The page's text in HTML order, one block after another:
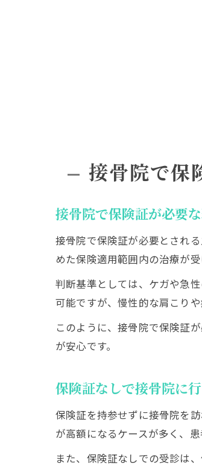
接骨院で保
接骨院で保険証が必要
接骨院で保険証が必要とされ
めた保険適用範囲内の治療が
判断基準としては、ケガや急
可能ですが、慢性的な肩こり
このように、接骨院で保険証
が安心です。
保険証なしで接骨院に
保険証を持参せずに接骨院を
が高額になるケースが多く、
また、保険証なしでの受診は